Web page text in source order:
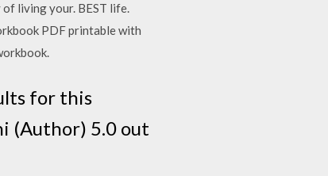
living your. BEST life.
PDF printable with
for this
(Author) 5.0 out